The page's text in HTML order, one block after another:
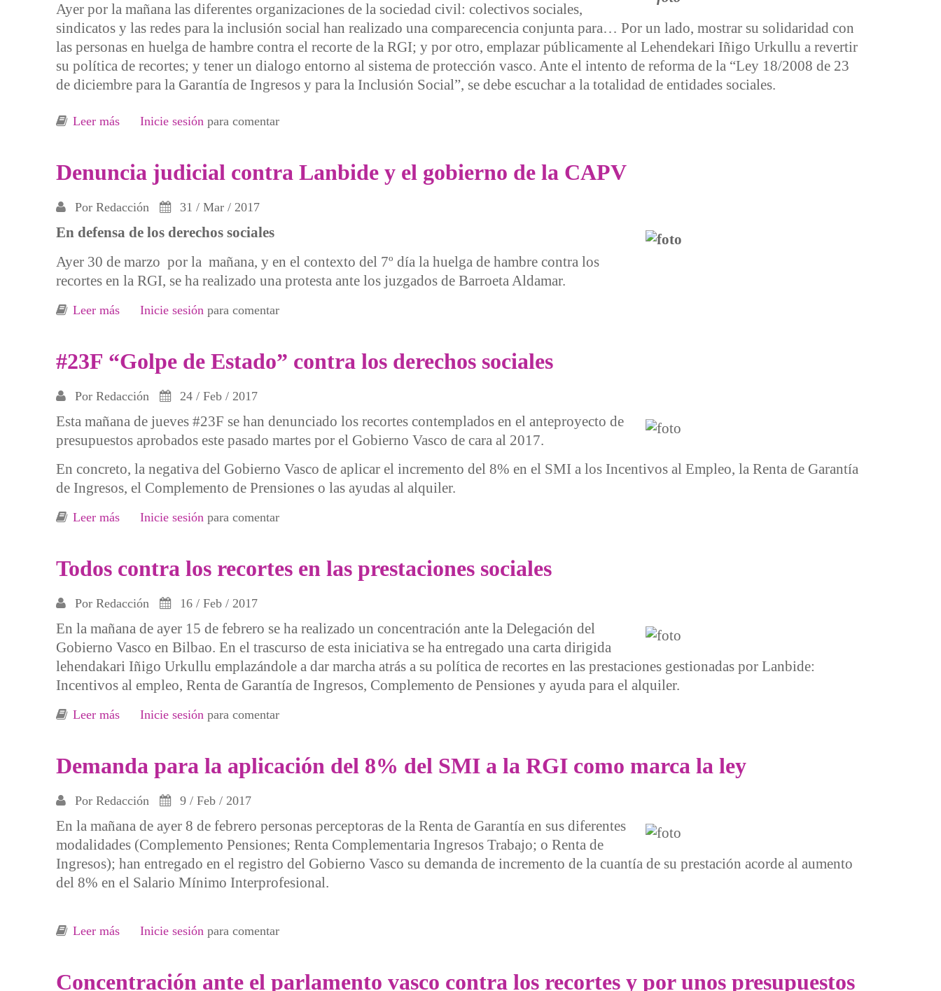
Ayer por la mañana las diferentes organizaciones de la sociedad civil: colectivos sociales,
sindicatos y las redes para la inclusión social han realizado una comparecencia conjunta para… Por un lado, mostrar su solidaridad con
las personas en huelga de hambre contra el recorte de la RGI; y por otro, emplazar públicamente al Lehendekari Iñigo Urkullu a revertir
su política de recortes; y tener un dialogo entorno al sistema de protección vasco. Ante el intento de reforma de la “Ley 18/2008 de 23
de diciembre para la Garantía de Ingresos y para la Inclusión Social”, se debe escuchar a la totalidad de entidades sociales.
Leer más sobre Importante apoyo a la huelga de hambre contra los recortes del gobierno de la CAV
Inicie sesión para comentar
Denuncia judicial contra Lanbide y el gobierno de la CAPV
Por Redacción 31 / Mar / 2017
En defensa de los derechos sociales
Ayer 30 de marzo por la mañana, y en el contexto del 7º día la huelga de hambre contra los
recortes en la RGI, se ha realizado una protesta ante los juzgados de Barroeta Aldamar.
Leer más sobre Denuncia judicial contra Lanbide y el gobierno de la CAPV
Inicie sesión para comentar
#23F “Golpe de Estado” contra los derechos sociales
Por Redacción 24 / Feb / 2017
Esta mañana de jueves #23F se han denunciado los recortes contemplados en el anteproyecto de
presupuestos aprobados este pasado martes por el Gobierno Vasco de cara al 2017.
En concreto, la negativa del Gobierno Vasco de aplicar el incremento del 8% en el SMI a los Incentivos al Empleo, la Renta de Garantía
de Ingresos, el Complemento de Prensiones o las ayudas al alquiler.
Leer más sobre #23F “Golpe de Estado” contra los derechos sociales
Inicie sesiónpara comentar
Todos contra los recortes en las prestaciones sociales
Por Redacción 16 / Feb / 2017
En la mañana de ayer 15 de febrero se ha realizado un concentración ante la Delegación del
Gobierno Vasco en Bilbao. En el trascurso de esta iniciativa se ha entregado una carta dirigida
lehendakari Iñigo Urkullu emplazándole a dar marcha atrás a su política de recortes en las prestaciones gestionadas por Lanbide:
Incentivos al empleo, Renta de Garantía de Ingresos, Complemento de Pensiones y ayuda para el alquiler.
Leer más sobre Todos contra los recortes en las prestaciones sociales
Inicie sesión para comentar
Demanda para la aplicación del 8% del SMI a la RGI como marca la ley
Por Redacción 9 / Feb / 2017
En la mañana de ayer 8 de febrero personas perceptoras de la Renta de Garantía en sus diferentes
modalidades (Complemento Pensiones; Renta Complementaria Ingresos Trabajo; o Renta de
Ingresos); han entregado en el registro del Gobierno Vasco su demanda de incremento de la cuantía de su prestación acorde al aumento
del 8% en el Salario Mínimo Interprofesional.
Leer más sobre Demanda para la aplicación del 8% del SMI a la RGI como marca la ley
Inicie sesión para comentar
Concentración ante el parlamento vasco contra los recortes y por unos presupuestos